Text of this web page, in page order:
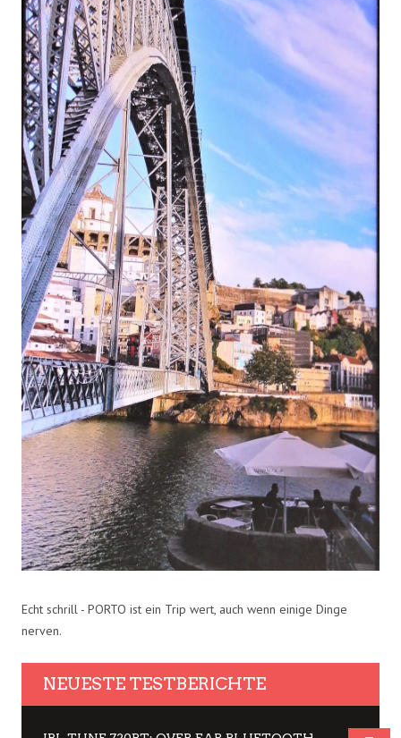
Echt schrill - PORTO ist ein Trip wert, auch wenn einige Dinge
nerven.
NEUESTE TESTBERICHTE